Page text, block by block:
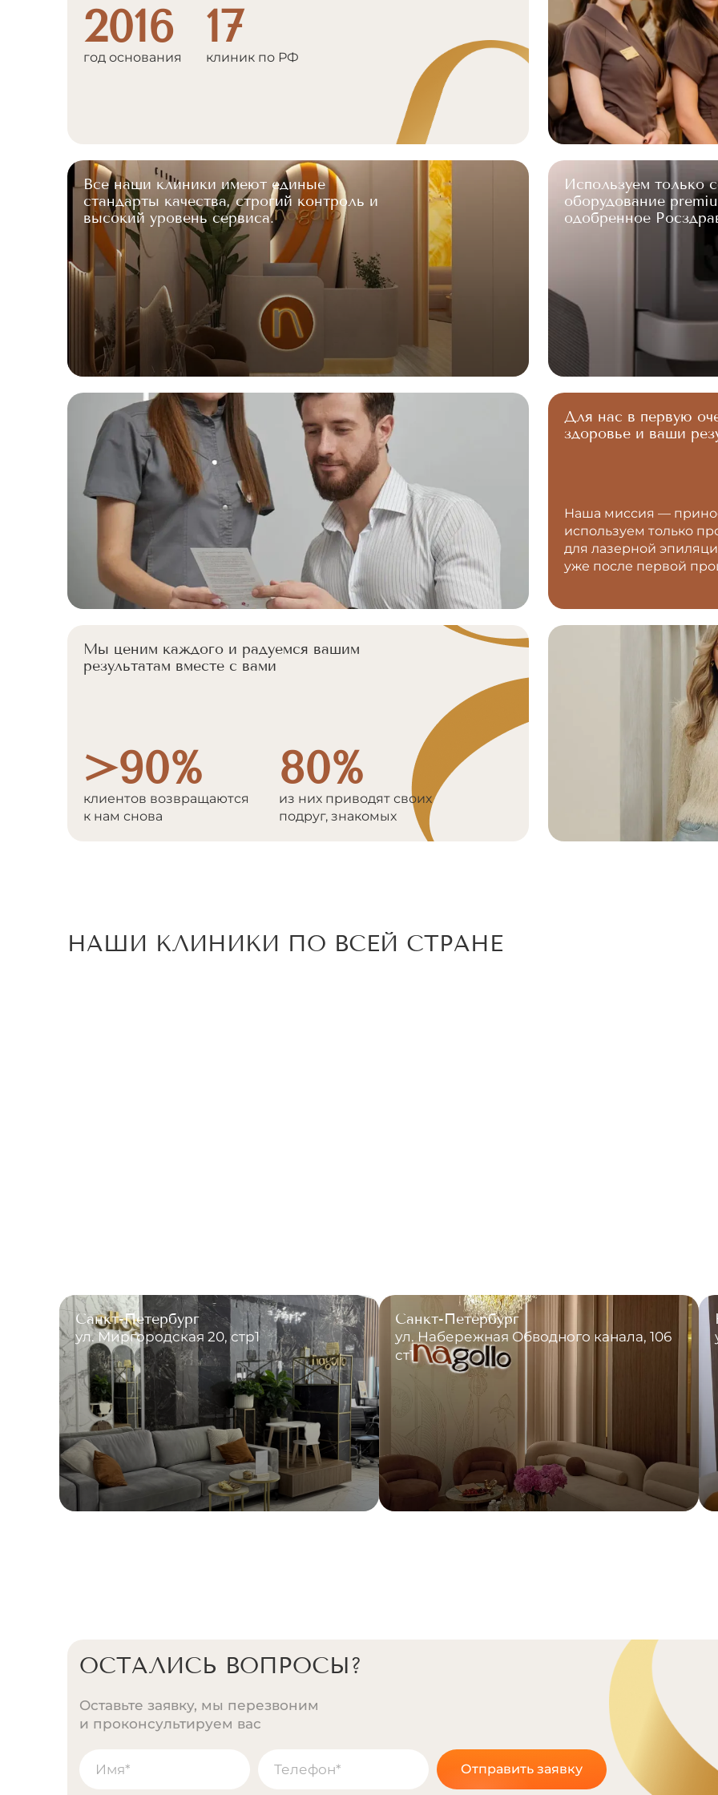
2016
год основания
17
клиник по РФ
Все наши клиники имеют единые
стандарты качества, строгий контроль и
высокий уровень сервиса.
Используем только
оборудование
одобренное
Для нас в первую
здоровье и ваши
Наша миссия —
используем только
для лазерной
уже после первой
Мы ценим каждого и радуемся вашим
результатам вместе с вами
>90%
клиентов возвращаются
к нам снова
80%
из них приводят своих
подруг, знакомых
НАШИ КЛИНИКИ ПО ВСЕЙ СТРАНЕ
Санкт-Петербург
ул. Миргородская 20, стр1
Санкт-Петербург
ул. Набережная Обводного канала, 106
ст1
ОСТАЛИСЬ ВОПРОСЫ?
Оставьте заявку, мы перезвоним
и проконсультируем вас
Отправить заявку